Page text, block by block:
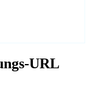
URL